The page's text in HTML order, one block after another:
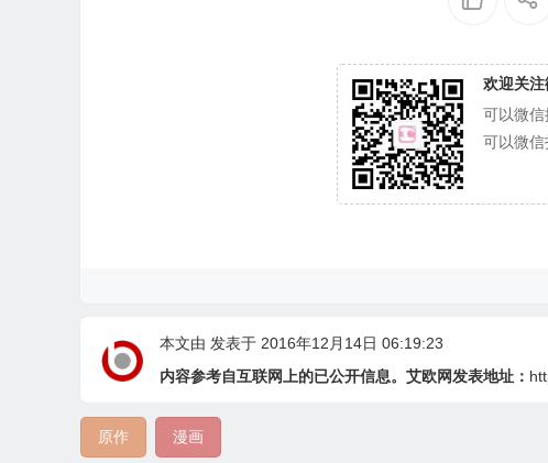
欢迎关
可以微
可以微信
本文由 发表于 2016年12月14日 06:19:23
内容参考自互联网上的已公开信息。艾欧网发表地址：
原作 漫画